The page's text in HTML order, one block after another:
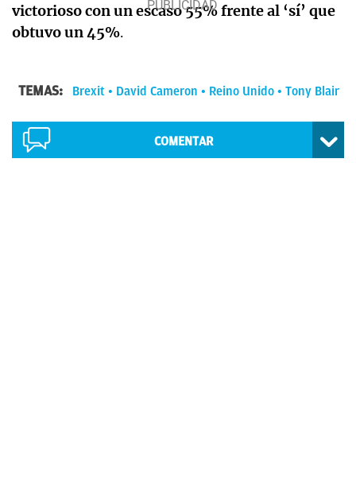
victorioso con un escaso 55% frente al ‘sí’ que
obtuvo un 45%.
TEMAS: Brexit David Cameron Reino Unido Tony Blair
COMENTAR